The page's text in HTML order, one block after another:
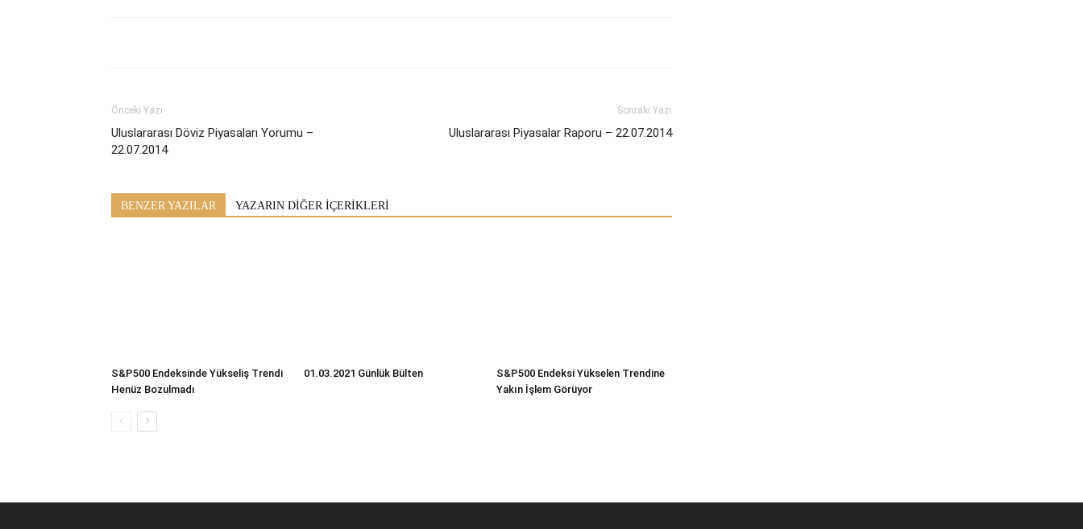
Önceki Yazı
Uluslararası Döviz Piyasaları Yorumu –
22.07.2014
Sonraki Yazı
Uluslararası Piyasalar Raporu – 22.07.2014
BENZER YAZILAR YAZARIN DİĞER İÇERİKLERİ
S&P500 Endeksinde Yükseliş Trendi
Henüz Bozulmadı
01.03.2021 Günlük Bülten
S&P500 Endeksi Yükselen Trendine
Yakın İşlem Görüyor